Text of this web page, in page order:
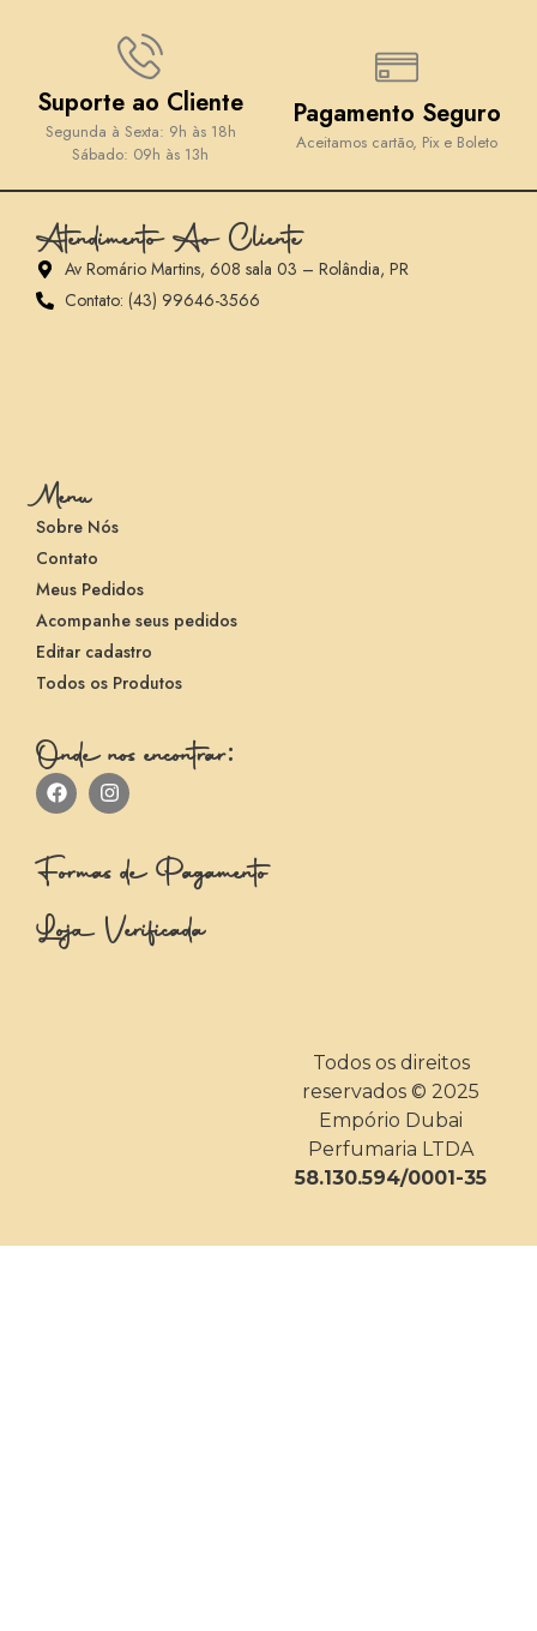
Suporte ao Cliente
Segunda à Sexta: 9h às 18h
Sábado: 09h às 13h
Pagamento Seguro
Aceitamos cartão, Pix e Boleto
Atendimento Ao Cliente
Av Romário Martins, 608 sala 03 – Rolândia, PR
Contato: (43) 99646-3566
Menu
Sobre Nós
Contato
Meus Pedidos
Acompanhe seus pedidos
Editar cadastro
Todos os Produtos
Onde nos encontrar:
Formas de Pagamento
Loja Verificada
Todos os direitos
reservados © 2025
Empório Dubai
Perfumaria LTDA
58.130.594/0001-35